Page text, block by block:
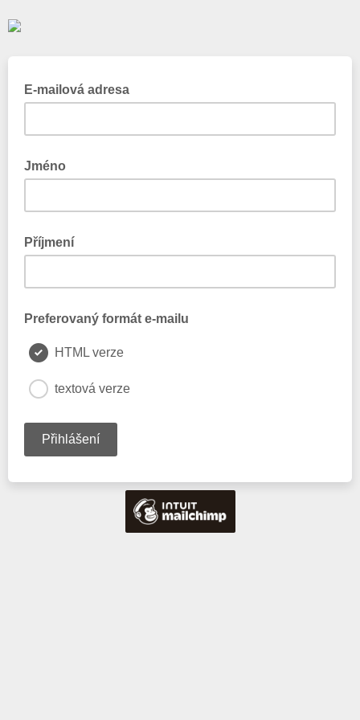
E-mailová adresa
Jméno
Příjmení
Preferovaný formát e-mailu
HTML verze
textová verze